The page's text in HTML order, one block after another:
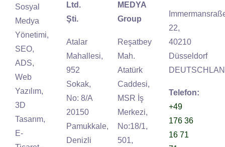
Sosyal
Medya
Yönetimi,
SEO,
ADS,
Web
Yazılım,
3D
Tasarım,
E-
Ltd.
Şti.
Atalar
Mahallesi,
952
Sokak,
No: 8/A
20150
Pamukkale,
Denizli
MEDYA
Group
Reşatbey
Mah.
Atatürk
Caddesi,
MSR İş
Merkezi,
No:18/1,
501,
22,
40210
Düsseldorf
Telefon:
+49
176 36
16 71